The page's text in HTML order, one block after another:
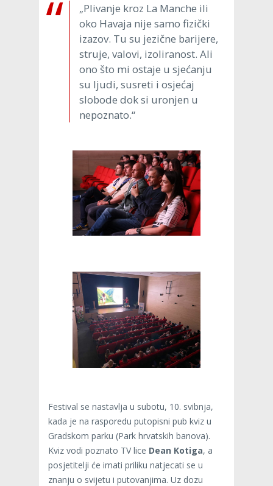
„Plivanje kroz La Manche ili
oko Havaja nije samo fizički
izazov. Tu su jezične barijere,
struje, valovi, izoliranost. Ali
ono što mi ostaje u sjećanju
su ljudi, susreti i osjećaj
slobode dok si uronjen u
nepoznato.“
Festival se nastavlja u subotu, 10. svibnja,
kada je na rasporedu putopisni pub kviz u
Gradskom parku (Park hrvatskih banova).
Kviz vodi poznato TV lice Dean Kotiga, a
posjetitelji će imati priliku natjecati se u
znanju o svijetu i putovanjima. Uz dozu